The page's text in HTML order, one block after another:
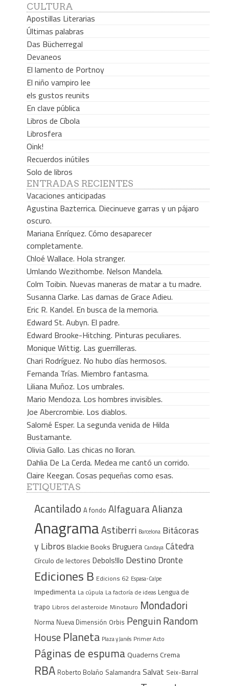
CULTURA
Apostillas Literarias
Últimas palabras
Das Bücherregal
Devaneos
El lamento de Portnoy
El niño vampiro lee
els gustos reunits
En clave pública
Libros de Cíbola
Librosfera
Oink!
Recuerdos inútiles
Solo de libros
ENTRADAS RECIENTES
Vacaciones anticipadas
Agustina Bazterrica. Diecinueve garras y un pájaro
oscuro.
Mariana Enríquez. Cómo desaparecer
completamente.
Chloé Wallace. Hola stranger.
Umlando Wezithombe. Nelson Mandela.
Colm Toibin. Nuevas maneras de matar a tu madre.
Susanna Clarke. Las damas de Grace Adieu.
Eric R. Kandel. En busca de la memoria.
Edward St. Aubyn. El padre.
Edward Brooke-Hitching. Pinturas peculiares.
Monique Wittig. Las guerrilleras.
Chari Rodríguez. No hubo días hermosos.
Fernanda Trías. Miembro fantasma.
Liliana Muñoz. Los umbrales.
Mario Mendoza. Los hombres invisibles.
Joe Abercrombie. Los diablos.
Salomé Esper. La segunda venida de Hilda
Bustamante.
Olivia Gallo. Las chicas no lloran.
Dahlia De La Cerda. Medea me cantó un corrido.
Claire Keegan. Cosas pequeñas como esas.
ETIQUETAS
Acantilado A fondo AlfaguaraAlianza
AnagramaAstiberri Barcelona Bitácoras
y Libros Blackie Books Bruguera Candaya Cátedra
Círculo de lectores Debols!llo Destino Dronte
Ediciones B Edicions 62 Espasa-Calpe
Impedimenta La cúpula La factoría de ideas Lengua de
trapo Libros del asteroide Minotauro Mondadori
Norma Nueva Dimensión Orbis Penguin Random
House Planeta Plaza y Janés Primer Acto
Páginas de espumaQuaderns Crema
RBA Roberto Bolaño Salamandra Salvat Seix-Barral